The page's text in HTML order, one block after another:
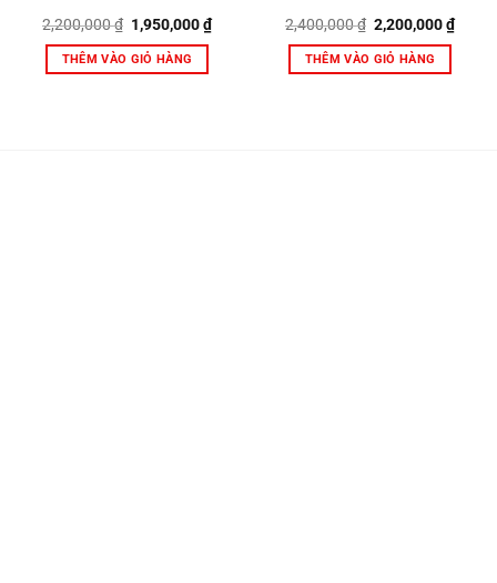
2,200,000₫ Giá
gốc
là:
2,200,000 ₫.
1,950,000₫Giá
hiện
THÊM VÀO GIỎ HÀNG
2,400,000₫ Giá
gốc
là:
2,400,000 ₫.
2,200,000₫Giá
hiện
THÊM VÀO GIỎ HÀNG